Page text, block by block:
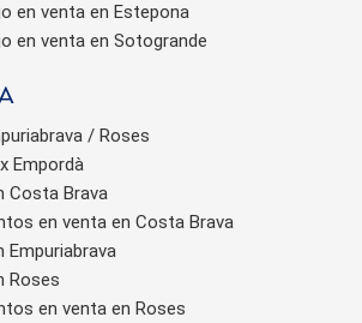
en venta en Estepona
en venta en Sotogrande
/ Roses
Empordà
Costa Brava
en venta en Costa Brava
Empuriabrava
Roses
en venta en Roses